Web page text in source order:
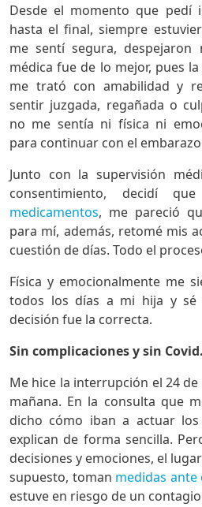
Desde el momento que pedí
hasta el final, siempre
me sentí segura,
médica fue de lo mejor, pues
me trató con amabilidad y
sentir juzgada, regañada o
no me sentía ni física ni
para continuar con el
Junto con la supervisión
consentimiento, decidí
medicamentos, me pareció
para mí, además, retomé mis
cuestión de días. Todo el
Física y emocionalmente me
todos los días a mi hija y sé
decisión fue la correcta.
Sin complicaciones y sin Covid.
Me hice la interrupción el 24
mañana. En la consulta que
dicho cómo iban a actuar
explican de forma sencilla.
decisiones y emociones, el
supuesto, toman medidas ante
estuve en riesgo de un